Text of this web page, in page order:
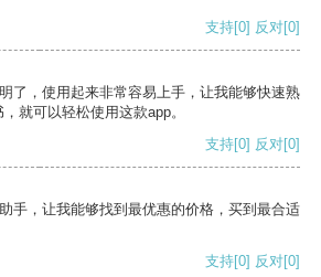
支持[0] 反对[0]
了，使用起来非常容易上手，让我能够快速熟
就可以轻松使用这款app。
支持[0] 反对[0]
手，让我能够找到最优惠的价格，买到最合适
支持[0] 反对[0]